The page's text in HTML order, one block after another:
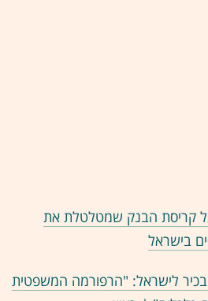
קריסת הבנק שמטלטלת את
בישראל
לישראל: "הרפורמה המשפטית